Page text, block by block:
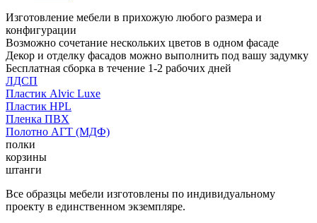
Изготовление мебели в прихожую любого размера и
конфигурации
Возможно сочетание нескольких цветов в одном фасаде
Декор и отделку фасадов можно выполнить под вашу задумку
Бесплатная сборка в течение 1-2 рабочих дней
ЛДСП
Пластик Alvic Luxe
Пластик HPL
Пленка ПВХ
Полотно АГТ (МДФ)
полки
корзины
штанги
Все образцы мебели изготовлены по индивидуальному
проекту в единственном экземпляре.